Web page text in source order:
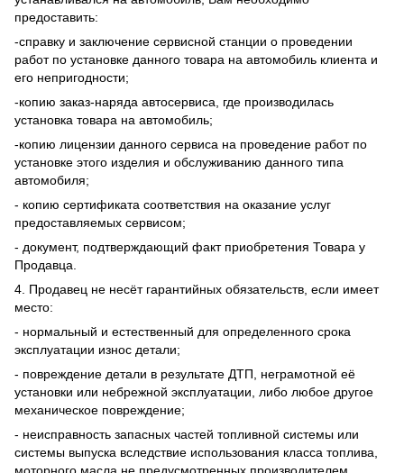
предоставить:
-справку и заключение сервисной станции о проведении
работ по установке данного товара на автомобиль клиента и
его непригодности;
-копию заказ-наряда автосервиса, где производилась
установка товара на автомобиль;
-копию лицензии данного сервиса на проведение работ по
установке этого изделия и обслуживанию данного типа
автомобиля;
- копию сертификата соответствия на оказание услуг
предоставляемых сервисом;
- документ, подтверждающий факт приобретения Товара у
Продавца.
4. Продавец не несёт гарантийных обязательств, если имеет
место:
- нормальный и естественный для определенного срока
эксплуатации износ детали;
- повреждение детали в результате ДТП, неграмотной её
установки или небрежной эксплуатации, либо любое другое
механическое повреждение;
- неисправность запасных частей топливной системы или
системы выпуска вследствие использования класса топлива,